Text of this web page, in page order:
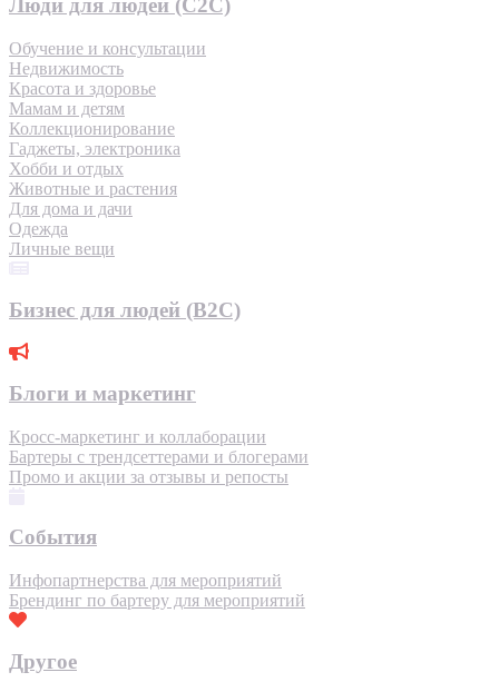
Люди для людей (С2С)
Обучение и консультации
Недвижимость
Красота и здоровье
Мамам и детям
Коллекционирование
Гаджеты, электроника
Хобби и отдых
Животные и растения
Для дома и дачи
Одежда
Личные вещи
Бизнес для людей (B2C)
Блоги и маркетинг
Кросс-маркетинг и коллаборации
Бартеры с трендсеттерами и блогерами
Промо и акции за отзывы и репосты
События
Инфопартнерства для мероприятий
Брендинг по бартеру для мероприятий
Другое